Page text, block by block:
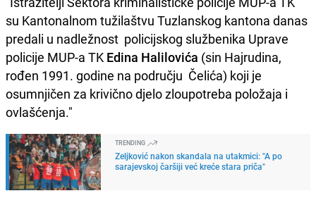
su Kantonalnom tužilaštvu Tuzlanskog kantona danas
predali u nadležnost policijskog službenika Uprave
policije MUP-a TK Edina Halilovića (sin Hajrudina,
rođen 1991. godine na području Čelića) koji je
osumnjičen za krivično djelo zloupotreba položaja i
ovlašćenja."
TRENDING
Zeljković nakon skandala na utakmici: "A po
sarajevskoj čaršiji već kreće stara priča"